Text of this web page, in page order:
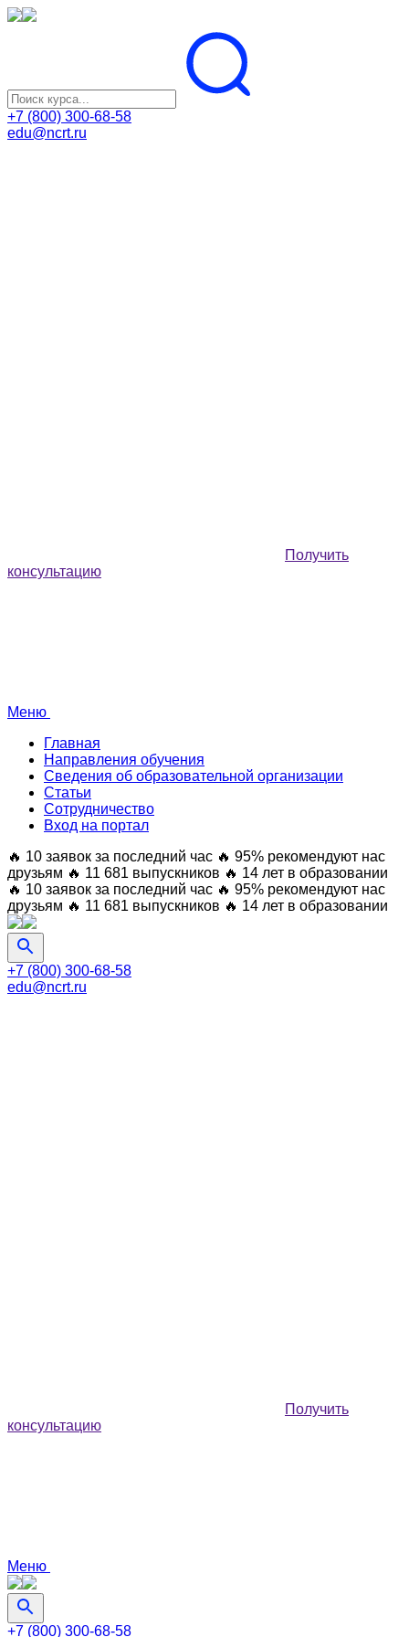
+7 (800) 300-68-58
edu@ncrt.ru
Получить
консультацию
Меню
Главная
Направления обучения
Сведения об образовательной организации
Статьи
Сотрудничество
Вход на портал
🔥 10 заявок за последний час 🔥 95% рекомендуют нас
друзьям 🔥 11 681 выпускников 🔥 14 лет в образовании
🔥 10 заявок за последний час 🔥 95% рекомендуют нас
друзьям 🔥 11 681 выпускников 🔥 14 лет в образовании
+7 (800) 300-68-58
edu@ncrt.ru
Получить
консультацию
Меню
+7 (800) 300-68-58